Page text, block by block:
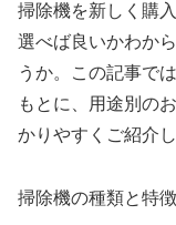
掃除機を新しく購
選べば良いかわか
うか。この記事で
もとに、用途別の
かりやすくご紹介し
掃除機の種類と特